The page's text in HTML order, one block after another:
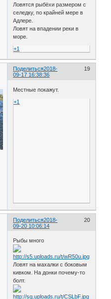
Ловятся рыбёхи размером с
селедку, по крайней мере в
Адлере.
Ловят на впадении реки в
море.
+1
Поделиться 19
2018-
09-17 16:38:36
Местные покажут.
+1
Поделиться 20
2018-
09-20 10:06:14
Рыбы много
Ловят на махалки с боковым
кивком. На донки почему-то
болт.